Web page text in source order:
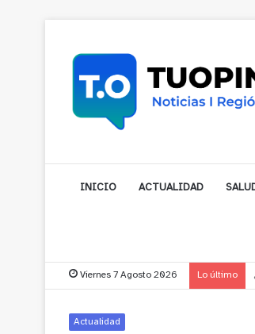
INICIO ACTUALIDAD
Viernes 7 Agosto 2026 Lo último
Actualidad